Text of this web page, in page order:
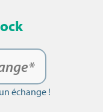
échange !